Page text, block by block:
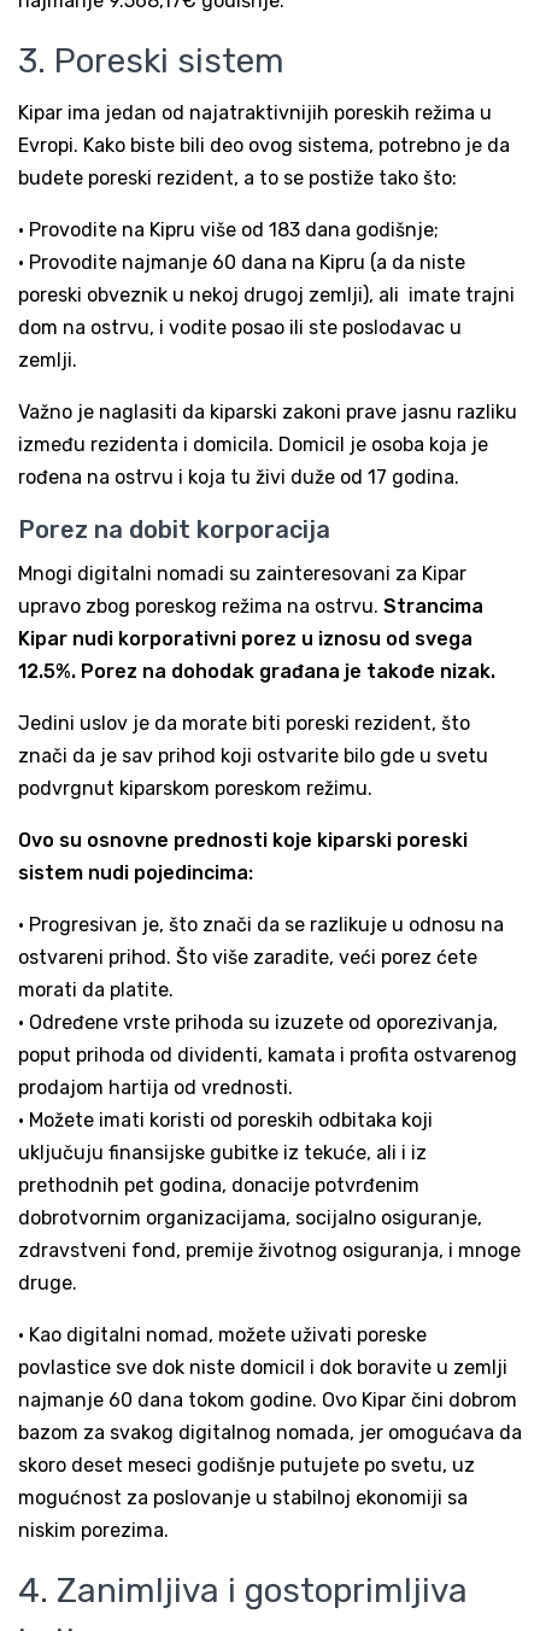
3. Poreski sistem
Kipar ima jedan od najatraktivnijih poreskih režima u
Evropi. Kako biste bili deo ovog sistema, potrebno je da
budete poreski rezident, a to se postiže tako što:
• Provodite na Kipru više od 183 dana godišnje;
• Provodite najmanje 60 dana na Kipru (a da niste
poreski obveznik u nekoj drugoj zemlji), ali imate trajni
dom na ostrvu, i vodite posao ili ste poslodavac u
zemlji.
Važno je naglasiti da kiparski zakoni prave jasnu razliku
između rezidenta i domicila. Domicil je osoba koja je
rođena na ostrvu i koja tu živi duže od 17 godina.
Porez na dobit korporacija
Mnogi digitalni nomadi su zainteresovani za Kipar
upravo zbog poreskog režima na ostrvu. Strancima
Kipar nudi korporativni porez u iznosu od svega
12.5%. Porez na dohodak građana je takođe nizak.
Jedini uslov je da morate biti poreski rezident, što
znači da je sav prihod koji ostvarite bilo gde u svetu
podvrgnut kiparskom poreskom režimu.
Ovo su osnovne prednosti koje kiparski poreski
sistem nudi pojedincima:
• Progresivan je, što znači da se razlikuje u odnosu na
ostvareni prihod. Što više zaradite, veći porez ćete
morati da platite.
• Određene vrste prihoda su izuzete od oporezivanja,
poput prihoda od dividenti, kamata i profita ostvarenog
prodajom hartija od vrednosti.
• Možete imati koristi od poreskih odbitaka koji
uključuju finansijske gubitke iz tekuće, ali i iz
prethodnih pet godina, donacije potvrđenim
dobrotvornim organizacijama, socijalno osiguranje,
zdravstveni fond, premije životnog osiguranja, i mnoge
druge.
• Kao digitalni nomad, možete uživati poreske
povlastice sve dok niste domicil i dok boravite u zemlji
najmanje 60 dana tokom godine. Ovo Kipar čini dobrom
bazom za svakog digitalnog nomada, jer omogućava da
skoro deset meseci godišnje putujete po svetu, uz
mogućnost za poslovanje u stabilnoj ekonomiji sa
niskim porezima.
4. Zanimljiva i gostoprimljiva